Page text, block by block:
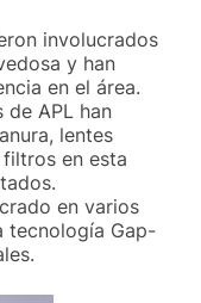
involucrados
y han
en el área.
de APL han
lentes
filtros en esta
en varios
tecnología Gap-